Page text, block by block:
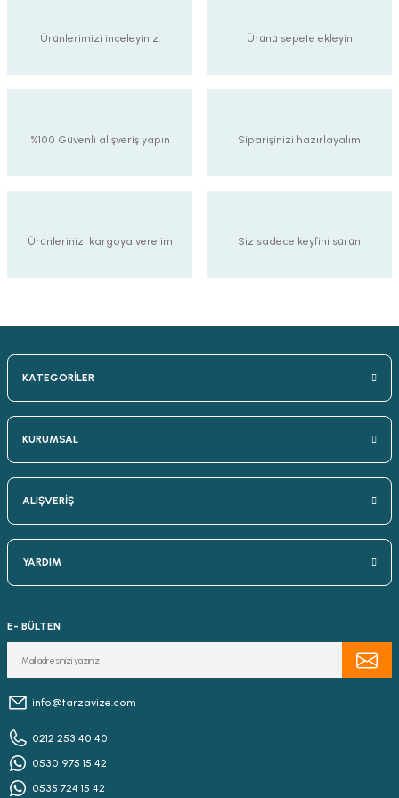
Ürünlerimizi inceleyiniz. Ürünü sepete ekleyin
%100 Güvenli alışveriş yapın Siparişinizi hazırlayalım
Ürünlerinizi kargoya verelim Siz sadece keyfini sürün
KATEGORİLER
KURUMSAL
ALIŞVERİŞ
YARDIM
E- BÜLTEN
info@tarzavize.com
0212 253 40 40
0530 975 15 42
0535 724 15 42